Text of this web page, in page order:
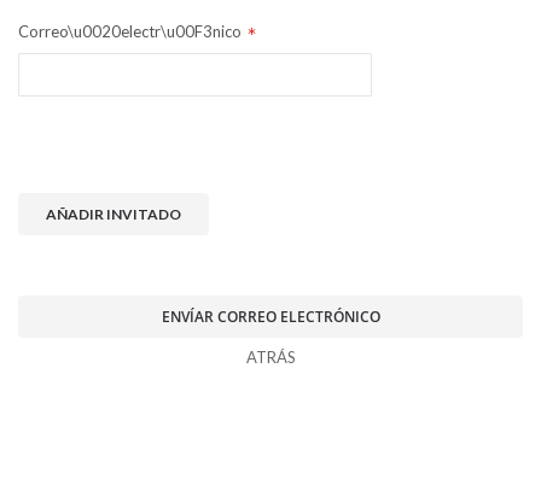
Correo\u0020electr\u00F3nico
AÑADIR INVITADO
ENVÍAR CORREO ELECTRÓNICO
ATRÁS